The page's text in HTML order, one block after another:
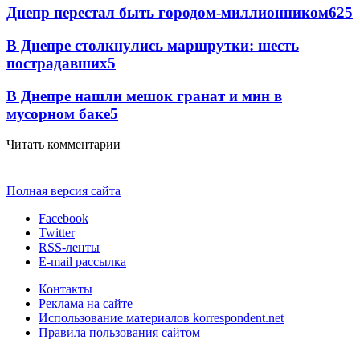
Днепр перестал быть городом-миллионником625
В Днепре столкнулись маршрутки: шесть
пострадавших5
В Днепре нашли мешок гранат и мин в
мусорном баке5
Читать комментарии
Полная версия сайта
Facebook
Twitter
RSS-ленты
E-mail рассылка
Контакты
Реклама на сайте
Использование материалов korrespondent.net
Правила пользования сайтом